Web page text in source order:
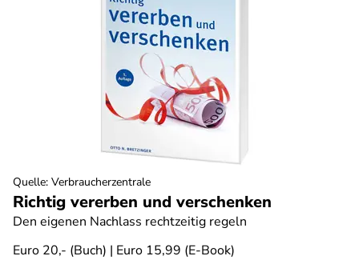
Richtig vererben und verschenken
Den eigenen Nachlass rechtzeitig regeln
Euro 20,- (Buch) | Euro 15,99 (E-Book)
Quelle: Verbraucherzentrale